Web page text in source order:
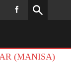
(MANISA)